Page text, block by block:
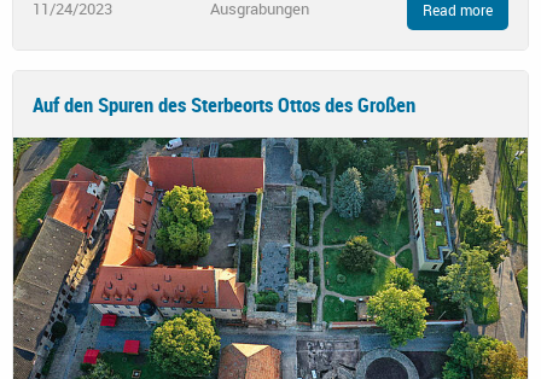
11/24/2023 Ausgrabungen Read more
Auf den Spuren des Sterbeorts Ottos des Großen